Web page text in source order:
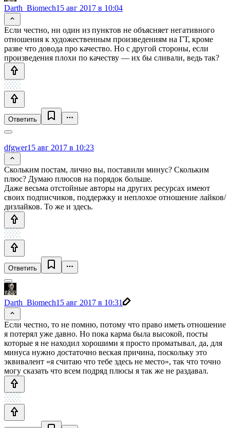
Darth_Biomech15 авг 2017 в 10:04
Если честно, ни один из пунктов не объясняет негативного
отношения к художественным произведениям на ГТ, кроме
разве что довода про качество. Но с другой стороны, если
произведения плохи по качеству — их бы сливали, ведь так?
Ответить
dfgwer15 авг 2017 в 10:23
Скольким постам, лично вы, поставили минус? Скольким
плюс? Думаю плюсов на порядок больше.
Даже весьма отстойные авторы на других ресурсах имеют
своих подписчиков, поддержку и неплохое отношение лайков/
дизлайков. То же и здесь.
Ответить
Darth_Biomech15 авг 2017 в 10:31
Если честно, то не помню, потому что право иметь отношение
я потерял уже давно. Но пока карма была высокой, посты
которые я не находил хорошими я просто проматывал, да, для
минуса нужно достаточно веская причина, поскольку это
эквивалент «я считаю что тебе здесь не место», так что точно
могу сказать что всем подряд плюсы я так же не раздавал.